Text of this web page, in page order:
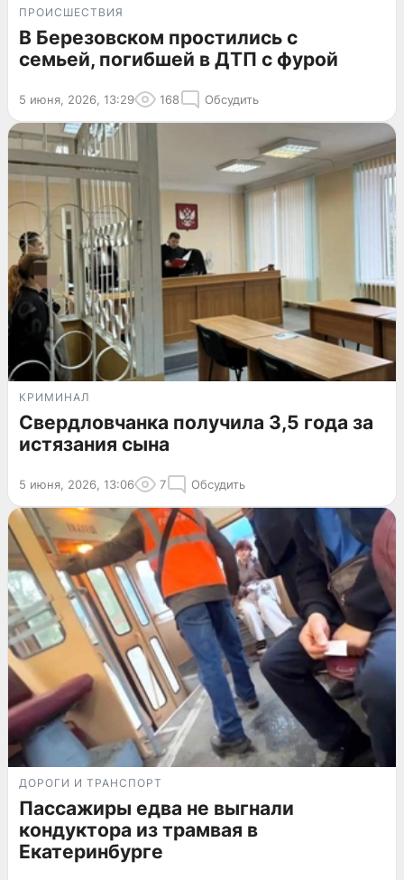
ПРОИСШЕСТВИЯ
В Березовском простились с
семьей, погибшей в ДТП с фурой
5 июня, 2026, 13:29 168 Обсудить
КРИМИНАЛ
Свердловчанка получила 3,5 года за
истязания сына
5 июня, 2026, 13:06 7 Обсудить
ДОРОГИ И ТРАНСПОРТ
Пассажиры едва не выгнали
кондуктора из трамвая в
Екатеринбурге